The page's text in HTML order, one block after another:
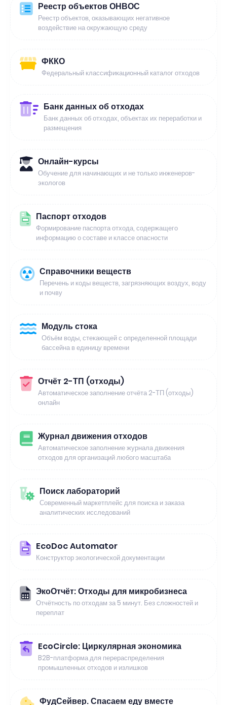
Реестр объектов ОНВОС
Реестр объектов, оказывающих негативное
воздействие на окружающую среду
ФККО
Федеральный классификационный каталог отходов
Банк данных об отходах
Банк данных об отходах, объектах их переработки и
размещения
Онлайн-курсы
Обучение для начинающих и не только инженеров-
экологов
Паспорт отходов
Формирование паспорта отхода, содержащего
информацию о составе и классе опасности
Справочники веществ
Перечень и коды веществ, загрязняющих воздух, воду
и почву
Модуль стока
Объём воды, стекающей с определенной площади
бассейна в единицу времени
Отчёт 2-ТП (отходы)
Автоматическое заполнение отчёта 2-ТП (отходы)
онлайн
Журнал движения отходов
Автоматическое заполнение журнала движения
отходов для организаций любого масштаба
Поиск лабораторий
Современный маркетплейс для поиска и заказа
аналитических исследований
EcoDoc Automator
Конструктор экологической документации
ЭкоОтчёт: Отходы для микробизнеса
Отчётность по отходам за 5 минут. Без сложностей и
переплат
EcoCircle: Циркулярная экономика
B2B-платформа для перераспределения
промышленных отходов и излишков
ФудСейвер. Спасаем еду вместе